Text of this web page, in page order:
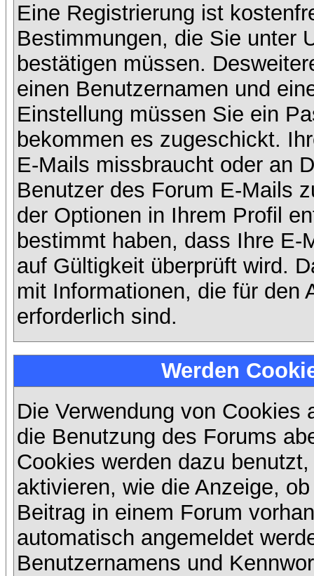
Eine Registrierung ist
Bestimmungen, die Sie unter
bestätigen müssen.
einen Benutzernamen und
Einstellung müssen Sie ein
bekommen es zugeschickt.
E-Mails missbraucht oder an
Benutzer des Forum E-Mails
der Optionen in Ihrem Profil
bestimmt haben, dass Ihre E-
auf Gültigkeit überprüft wird.
mit Informationen, die für den
erforderlich sind.
Werden
Die Verwendung von
die Benutzung des Forums
Cookies werden dazu
aktivieren, wie die Anzeige,
Beitrag in einem Forum
automatisch angemeldet
Benutzernamens und